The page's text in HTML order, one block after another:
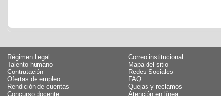
Régimen Legal
Talento humano
Contratación
Ofertas de empleo
Rendición de cuentas
Concurso docente
Correo institucional
Mapa del sitio
Redes Sociales
FAQ
Quejas y reclamos
Atención en línea